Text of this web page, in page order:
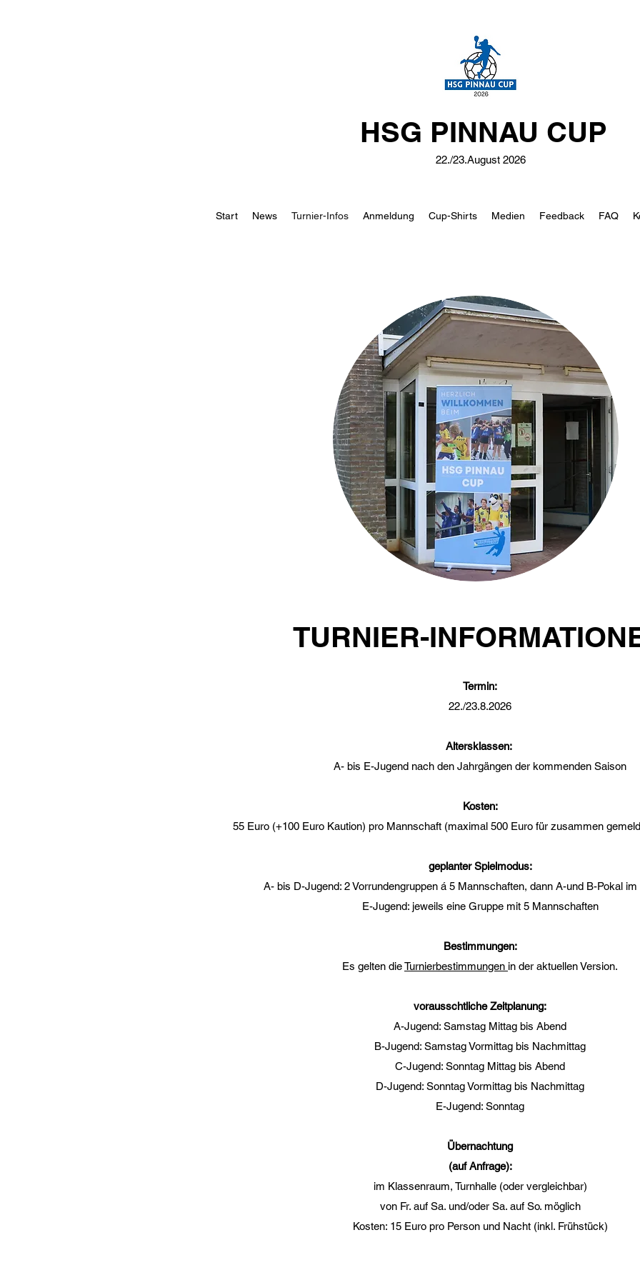
HSG PINNAU CUP
22./23.August 2026
Start News Turnier-Infos Anmeldung Cup-Shirts Medien Feedback FAQ
TURNIER-
Termin:
22./23.8.2026
Altersklassen:
A- bis E-Jugend nach den Jahrgängen der kommenden Saison
Kosten:
55 Euro (+100 Euro Kaution) pro Mannschaft (maximal 500 Euro für zusammen
geplanter Spielmodus:
A- bis D-Jugend: 2 Vorrundengruppen á 5 Mannschaften, dann A-und B-Pokal
E-Jugend: jeweils eine Gruppe mit 5 Mannschaften
Bestimmungen:
Es gelten dieTurnierbestimmungen in der aktuellen Version.
vorausschtliche Zeitplanung:
A-Jugend: Samstag Mittag bis Abend
B-Jugend: Samstag Vormittag bis Nachmittag
C-Jugend: Sonntag Mittag bis Abend
D-Jugend: Sonntag Vormittag bis Nachmittag
E-Jugend: Sonntag
Übernachtung
(auf Anfrage):
im Klassenraum, Turnhalle (oder vergleichbar)
von Fr. auf Sa. und/oder Sa. auf So. möglich
Kosten: 15 Euro pro Person und Nacht (inkl. Frühstück)